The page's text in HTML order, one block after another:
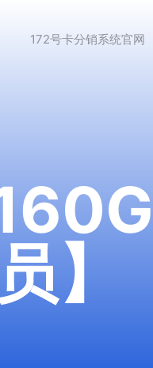
172号卡分销系统官网
】